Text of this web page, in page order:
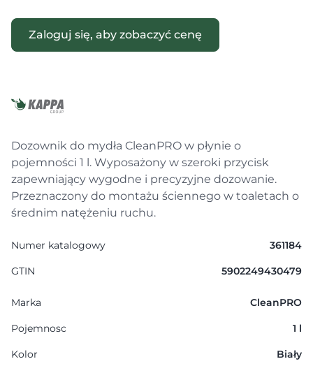
Zaloguj się, aby zobaczyć cenę
Dozownik do mydła CleanPRO w płynie o
pojemności 1 l. Wyposażony w szeroki przycisk
zapewniający wygodne i precyzyjne dozowanie.
Przeznaczony do montażu ściennego w toaletach o
średnim natężeniu ruchu.
Numer katalogowy 361184
GTIN 5902249430479
Marka CleanPRO
Pojemnosc 1 l
Kolor Biały